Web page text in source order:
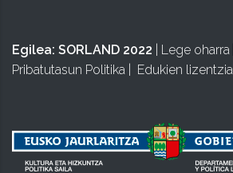
Egilea: SORLAND 2022 Lege oharra
Pribatutasun Politika
Edukien lizentzia